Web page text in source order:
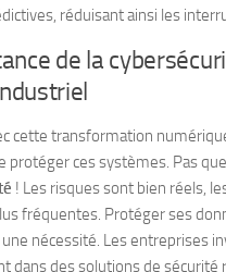
réduisant ainsi les
de la
cette transformation
protéger ces systèmes. Pas
! Les risques sont bien réels,
fréquentes. Protéger ses
une nécessité. Les entreprises
dans des solutions de sécurité